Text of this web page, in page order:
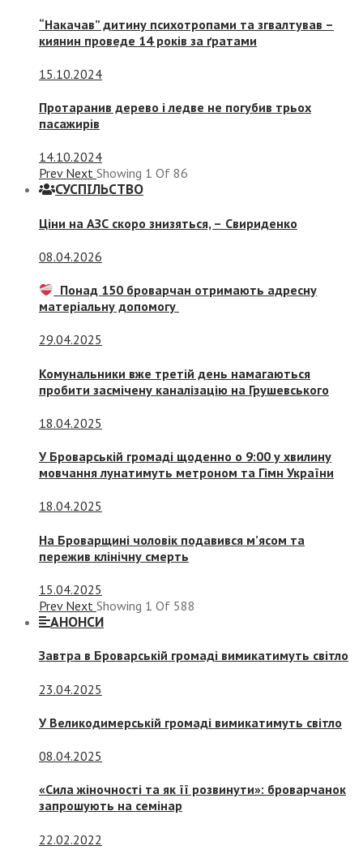
“Накачав” дитину психотропами та згвалтував –
киянин проведе 14 років за ґратами
15.10.2024
Протаранив дерево і ледве не погубив трьох
пасажирів
14.10.2024
Prev Next Showing 1 Of 86
СУСПIЛЬСТВО
Ціни на АЗС скоро знизяться, – Свириденко
08.04.2026
Понад 150 броварчан отримають адресну
матеріальну допомогу
29.04.2025
Комунальники вже третій день намагаються
пробити засмічену каналізацію на Грушевського
18.04.2025
У Броварській громаді щоденно о 9:00 у хвилину
мовчання лунатимуть метроном та Гімн України
18.04.2025
На Броварщині чоловік подавився м’ясом та
пережив клінічну смерть
15.04.2025
Prev Next Showing 1 Of 588
АНОНСИ
Завтра в Броварській громаді вимикатимуть світло
23.04.2025
У Великодимерській громаді вимикатимуть світло
08.04.2025
«Сила жіночності та як її розвинути»: броварчанок
запрошують на семінар
22.02.2022